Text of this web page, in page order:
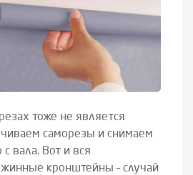
тоже не является
саморезы и снимаем
вала. Вот и вся
кронштейны – случай